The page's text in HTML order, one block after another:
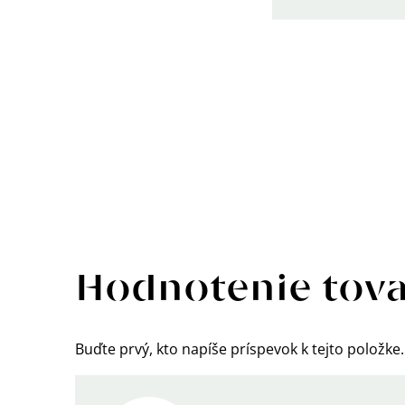
Hodnotenie
Buďte prvý, kto napíše príspevok k tejto položke.
hodnotení